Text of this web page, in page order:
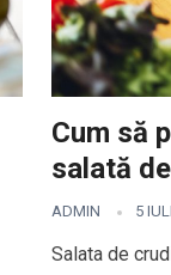
Cum să
salată
ADMIN 5
Salata de